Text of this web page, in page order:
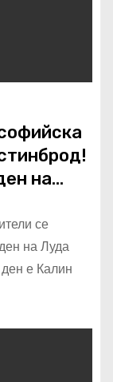
на
се
на Луда
е Калин